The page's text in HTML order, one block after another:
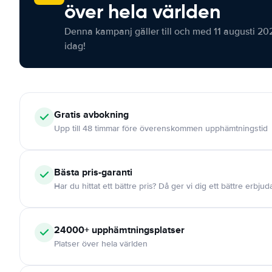
över hela världen
Denna kampanj gäller till och med 11 augusti
idag!
Gratis avbokning
Upp till 48 timmar före överenskommen upphämtningstid
Bästa pris-garanti
Har du hittat ett bättre pris? Då ger vi dig ett bättre
24000+ upphämtningsplatser
Platser över hela världen